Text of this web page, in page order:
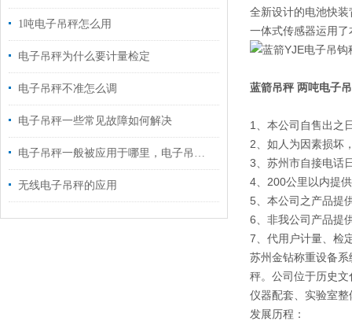
1吨电子吊秤怎么用
电子吊秤为什么要计量检定
​电子吊秤不准怎么调
电子吊秤一些常见故障如何解决
电子吊秤一般被应用于哪里，电子吊秤适用范围
无线电子吊秤的应用
全新设计的电池快
一体式传感器运用
蓝箭吊秤 两吨电子
1、本公司自售出之
2、如人为因素损坏
3、苏州市自接电话
4、200公里以内提
5、本公司之产品提
6、非我公司产品提
7、代用户计量、检
苏州金钻称重设备
秤。公司位于历史
仪器配套、实验室
发展历程：